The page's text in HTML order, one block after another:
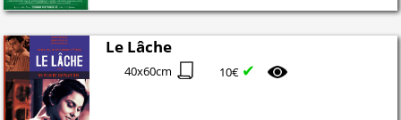
Le Lâche
40x60cm 10€ ✔